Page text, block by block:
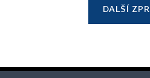
DALŠÍ